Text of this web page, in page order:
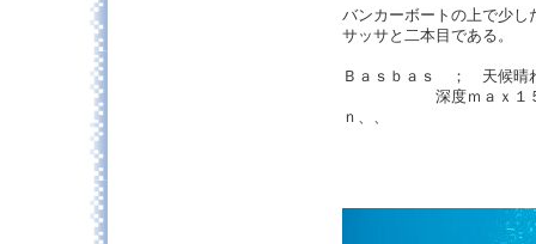
バンカーボートの上で少
サッサと二本目である。
Ｂａｓｂａｓ ； 天候晴
深度ｍａｘ１５ｍ、
ｎ、、